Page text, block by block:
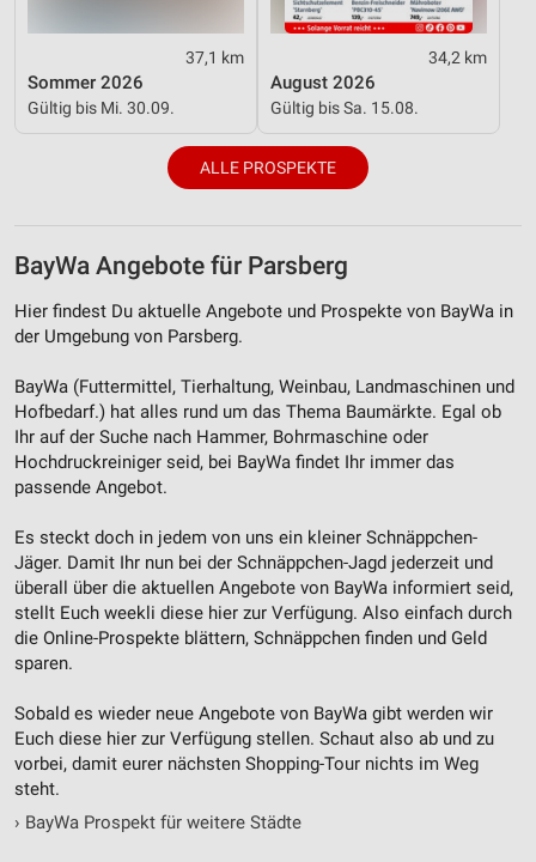
37,1 km
Sommer 2026
Gültig bis Mi. 30.09.
34,2 km
August 2026
Gültig bis Sa. 15.08.
ALLE PROSPEKTE
BayWa Angebote für Parsberg
Hier findest Du aktuelle Angebote und Prospekte von BayWa in
der Umgebung von Parsberg.
BayWa (Futtermittel, Tierhaltung, Weinbau, Landmaschinen und
Hofbedarf.) hat alles rund um das Thema Baumärkte. Egal ob
Ihr auf der Suche nach Hammer, Bohrmaschine oder
Hochdruckreiniger seid, bei BayWa findet Ihr immer das
passende Angebot.
Es steckt doch in jedem von uns ein kleiner Schnäppchen-
Jäger. Damit Ihr nun bei der Schnäppchen-Jagd jederzeit und
überall über die aktuellen Angebote von BayWa informiert seid,
stellt Euch weekli diese hier zur Verfügung. Also einfach durch
die Online-Prospekte blättern, Schnäppchen finden und Geld
sparen.
Sobald es wieder neue Angebote von BayWa gibt werden wir
Euch diese hier zur Verfügung stellen. Schaut also ab und zu
vorbei, damit eurer nächsten Shopping-Tour nichts im Weg
steht.
› BayWa Prospekt für weitere Städte
Analyse von Zielgruppen durch Statistiken oder
Kombinationen von Daten aus verschiedenen
Entwicklung und Verbesserung der Angebote
Verwendung reduzierter Daten zur Auswahl von
Informationen identifizieren
Notwendig
Performance
Funktional
Werbung